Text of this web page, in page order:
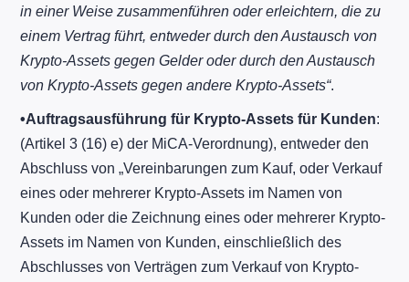
in einer Weise zusammenführen oder erleichtern, die zu
einem Vertrag führt, entweder durch den Austausch von
Krypto-Assets gegen Gelder oder durch den Austausch
von Krypto-Assets gegen andere Krypto-Assets“.
•Auftragsausführung für Krypto-Assets für Kunden:
(Artikel 3 (16) e) der MiCA-Verordnung), entweder den
Abschluss von „Vereinbarungen zum Kauf, oder Verkauf
eines oder mehrerer Krypto-Assets im Namen von
Kunden oder die Zeichnung eines oder mehrerer Krypto-
Assets im Namen von Kunden, einschließlich des
Abschlusses von Verträgen zum Verkauf von Krypto-